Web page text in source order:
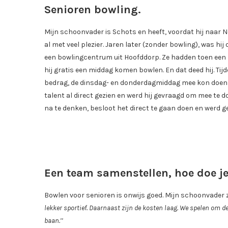
Senioren bowling.
Mijn schoonvader is Schots en heeft, voordat hij naar
al met veel plezier. Jaren later (zonder bowling), was
een bowlingcentrum uit Hoofddorp. Ze hadden toen
hij gratis een middag komen bowlen. En dat deed hij.
bedrag, de dinsdag- en donderdagmiddag mee kon
talent al direct gezien en werd hij gevraagd om mee te
na te denken, besloot het direct te gaan doen en werd
Een team samenstellen, hoe doe
Bowlen voor senioren is onwijs goed. Mijn schoonvader
lekker sportief. Daarnaast zijn de kosten laag. We spelen om
baan.’’